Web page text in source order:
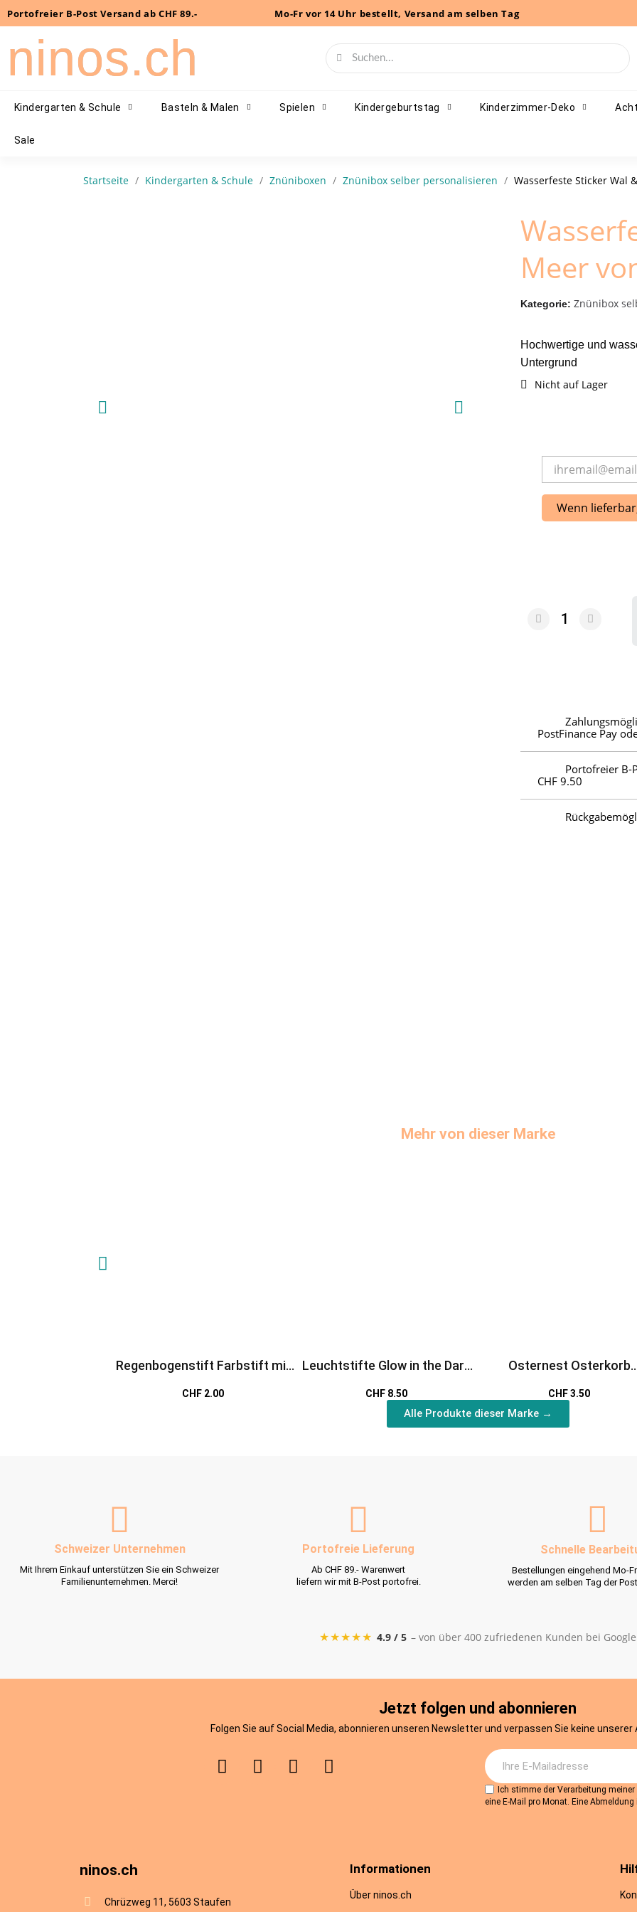
Portofreier B-Post Versand ab CHF 89.- Mo-Fr vor 14 Uhr bestellt, Versand am selben Tag
ninos.ch
Kindergarten & Schule Basteln & Malen Spielen Kindergeburtstag Kinderzimmer-Deko
Sale
Startseite Kindergarten & Schule Znüniboxen Znünibox selber personalisieren Wasserfeste Sticker Wal
Meer
Kategorie Znünibox
Hochwertige und
Untergrund
Nicht auf Lager
Wenn
PostFinance Pay
Portofreier B-
CHF 9.50
Mehr von dieser Marke
Regenbogenstift Farbstift mit
CHF 2.00
Leuchtstifte Glow in the Dark
CHF 8.50
Osternest Osterkorb
CHF 3.50
CHF 3.90
Alle Produkte dieser Marke →
Schweizer Unternehmen
Mit Ihrem Einkauf unterstützen Sie ein Schweizer
Familienunternehmen. Merci!
Portofreie Lieferung
Ab CHF 89.- Warenwert
liefern wir mit B-Post portofrei.
Schnelle
Bestellungen eingehend Mo-
werden am selben Tag der
★★★★★ 4.9 / 5 – von über 400 zufriedenen Kunden bei Google
Jetzt folgen und abonnieren
Folgen Sie auf Social Media, abonnieren unseren Newsletter und verpassen Sie keine unserer
Ich stimme der Verarbeitung
eine E-Mail pro Monat. Eine
ninos.ch
Chrüzweg 11, 5603 Staufen
Informationen
Über ninos.ch